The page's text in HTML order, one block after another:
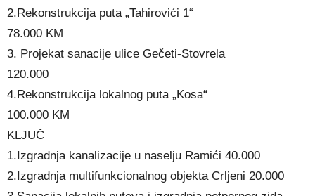
2.Rekonstrukcija puta „Tahirovići 1“
78.000 KM
3. Projekat sanacije ulice Gečeti-Stovrela
120.000
4.Rekonstrukcija lokalnog puta „Kosa“
100.000 KM
KLJUČ
1.Izgradnja kanalizacije u naselju Ramići 40.000
2.Izgradnja multifunkcionalnog objekta Crljeni 20.000